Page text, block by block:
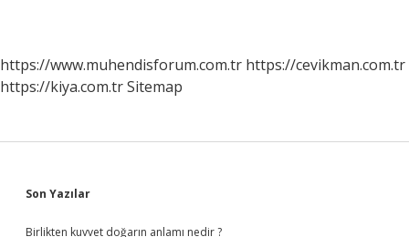
https://www.muhendisforum.com.tr https://cevikman.com.tr
https://kiya.com.trSitemap
Sidebar
Son Yazılar
Birlikten kuvvet doğarın anlamı nedir ?